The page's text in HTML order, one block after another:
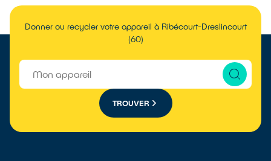
Donner ou recycler votre appareil à Ribécourt-Dreslincourt
(60)
TROUVER